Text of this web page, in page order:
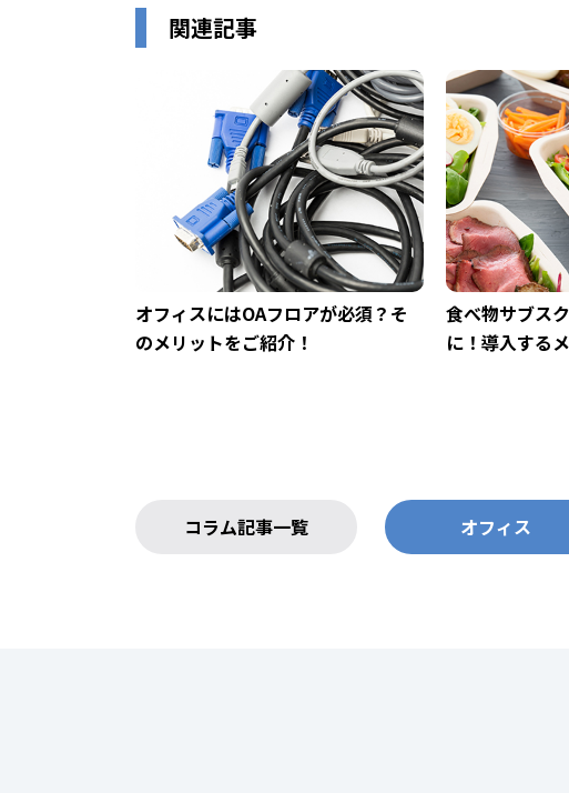
関連記事
オフィスにはOAフロアが必須？そ
のメリットをご紹介！
食べ物サブス
に！導入する
コラム記事一覧 オフィス